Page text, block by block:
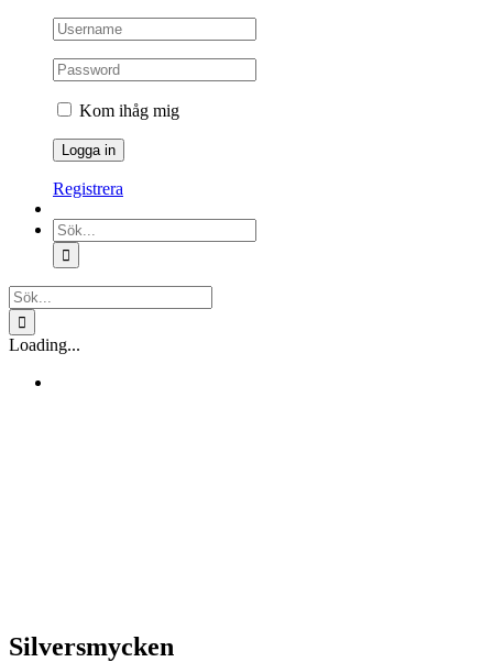
Kom ihåg mig
Registrera
Sök
efter:
Sök
efter:
Loading...
Silversmycken